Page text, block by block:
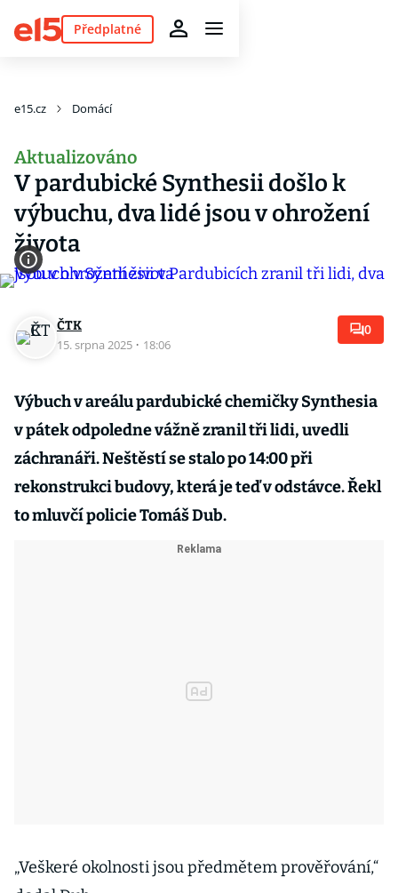
Předplatné
e15.cz Domácí
Aktualizováno
V pardubické Synthesii došlo k
výbuchu, dva lidé jsou v ohrožení
života
ČTK
15. srpna 2025 · 18:06
0
Výbuch v areálu pardubické chemičky Synthesia
v pátek odpoledne vážně zranil tři lidi, uvedli
záchranáři. Neštěstí se stalo po 14:00 při
rekonstrukci budovy, která je teď v odstávce. Řekl
to mluvčí policie Tomáš Dub.
„Veškeré okolnosti jsou předmětem prověřování,“